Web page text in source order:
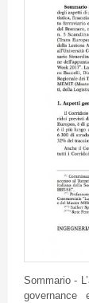
Sommario -
governance